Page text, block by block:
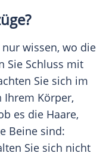
wissen, wo die
Sie Schluss mit
Sie sich im
Ihrem Körper,
es die Haare,
Beine sind:
Sie sich nicht